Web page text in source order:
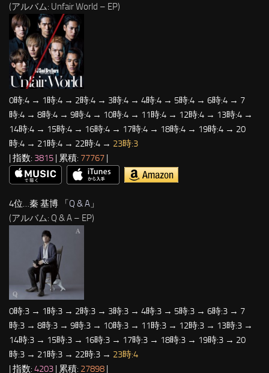
(アルバム: Unfair World – EP)
0時:4 → 1時:4 → 2時:4 → 3時:4 → 4時:4 → 5時:4 → 6時:4 → 7
時:4 → 8時:4 → 9時:4 → 10時:4 → 11時:4 → 12時:4 → 13時:4 →
14時:4 → 15時:4 → 16時:4 → 17時:4 → 18時:4 → 19時:4 → 20
時:4 → 21時:4 → 22時:4 → 23時:3
| 指数: 3815 | 累積: 77767 |
4位…秦 基博 「Q & A 」
(アルバム: Q & A – EP)
0時:3 → 1時:3 → 2時:3 → 3時:3 → 4時:3 → 5時:3 → 6時:3 → 7
時:3 → 8時:3 → 9時:3 → 10時:3 → 11時:3 → 12時:3 → 13時:3 →
14時:3 → 15時:3 → 16時:3 → 17時:3 → 18時:3 → 19時:3 → 20
時:3 → 21時:3 → 22時:3 → 23時:4
| 指数: 4203 | 累積: 27898